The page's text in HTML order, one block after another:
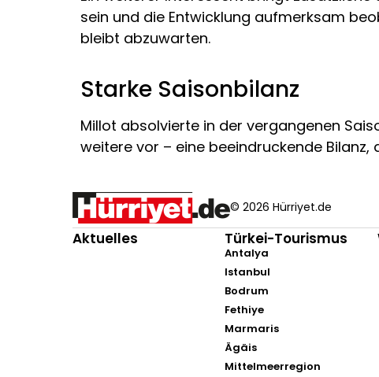
sein und die Entwicklung aufmerksam
bleibt abzuwarten.
Starke Saisonbilanz
Millot absolvierte in der vergangenen
weitere vor – eine beeindruckende Bilanz,
© 2026 Hürriyet.de
Aktuelles Türkei-Tourismus
Antalya
Istanbul
Bodrum
Fethiye
Marmaris
Ägäis
Mittelmeerregion